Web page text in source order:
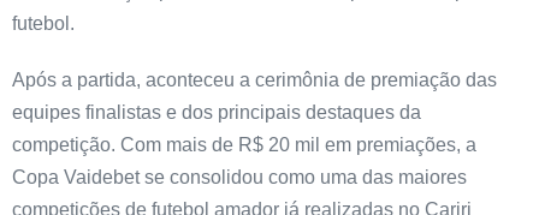
futebol.
Após a partida, aconteceu a cerimônia de premiação das
equipes finalistas e dos principais destaques da
competição. Com mais de R$ 20 mil em premiações, a
Copa Vaidebet se consolidou como uma das maiores
competições de futebol amador já realizadas no Cariri